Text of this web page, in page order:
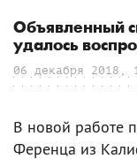
Объявленный
удалось
06 декабря 2018,
В новой работе
Ференца из